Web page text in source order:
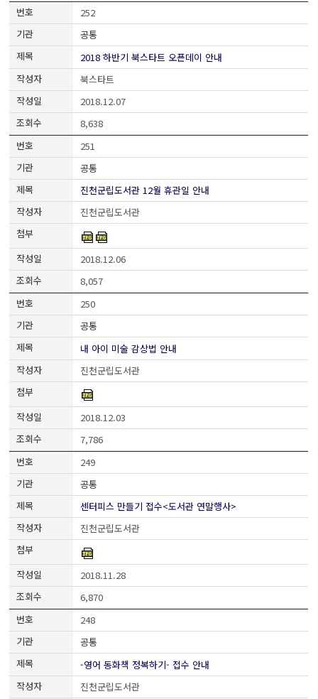
252
공통
2018 하반기 북스타트 오픈데이 안내
북스타트
2018.12.07
8,638
251
공통
진천군립도서관 12월 휴관일 안내
진천군립도서관
2018.12.06
8,057
250
공통
내 아이 미술 감상법 안내
진천군립도서관
2018.12.03
7,786
249
공통
센터피스 만들기 접수<도서관 연말행사>
진천군립도서관
2018.11.28
6,870
248
공통
-영어 동화책 정복하기- 접수 안내
진천군립도서관